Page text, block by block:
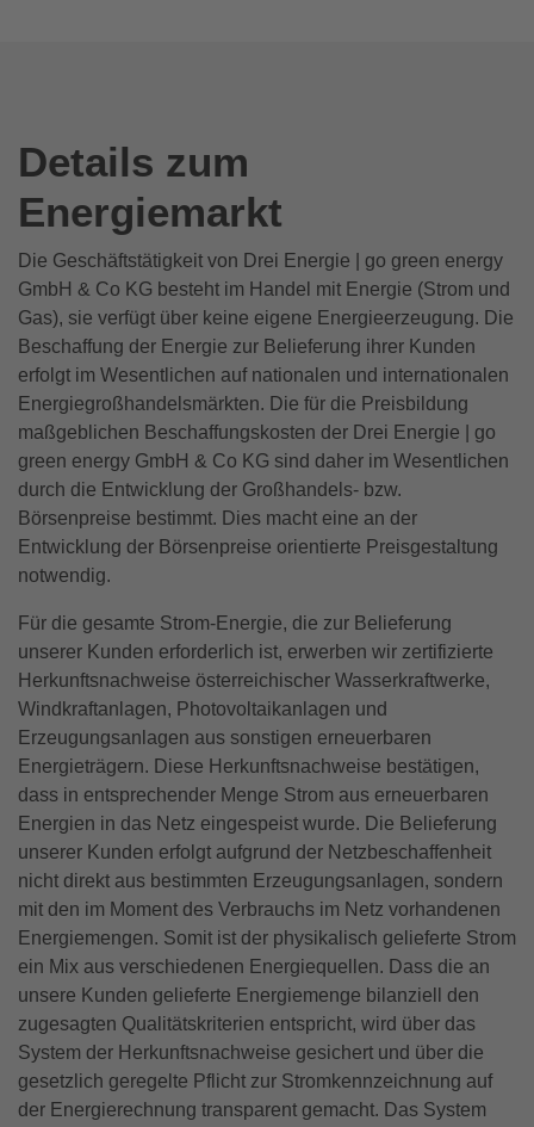
Details zum
Energiemarkt
Die Geschäftstätigkeit von Drei Energie | go green energy
GmbH & Co KG besteht im Handel mit Energie (Strom und
Gas), sie verfügt über keine eigene Energieerzeugung. Die
Beschaffung der Energie zur Belieferung ihrer Kunden
erfolgt im Wesentlichen auf nationalen und internationalen
Energiegroßhandelsmärkten. Die für die Preisbildung
maßgeblichen Beschaffungskosten der Drei Energie | go
green energy GmbH & Co KG sind daher im Wesentlichen
durch die Entwicklung der Großhandels- bzw.
Börsenpreise bestimmt. Dies macht eine an der
Entwicklung der Börsenpreise orientierte Preisgestaltung
notwendig.
Für die gesamte Strom-Energie, die zur Belieferung
unserer Kunden erforderlich ist, erwerben wir zertifizierte
Herkunftsnachweise österreichischer Wasserkraftwerke,
Windkraftanlagen, Photovoltaikanlagen und
Erzeugungsanlagen aus sonstigen erneuerbaren
Energieträgern. Diese Herkunftsnachweise bestätigen,
dass in entsprechender Menge Strom aus erneuerbaren
Energien in das Netz eingespeist wurde. Die Belieferung
unserer Kunden erfolgt aufgrund der Netzbeschaffenheit
nicht direkt aus bestimmten Erzeugungsanlagen, sondern
mit den im Moment des Verbrauchs im Netz vorhandenen
Energiemengen. Somit ist der physikalisch gelieferte Strom
ein Mix aus verschiedenen Energiequellen. Dass die an
unsere Kunden gelieferte Energiemenge bilanziell den
zugesagten Qualitätskriterien entspricht, wird über das
System der Herkunftsnachweise gesichert und über die
gesetzlich geregelte Pflicht zur Stromkennzeichnung auf
der Energierechnung transparent gemacht. Das System